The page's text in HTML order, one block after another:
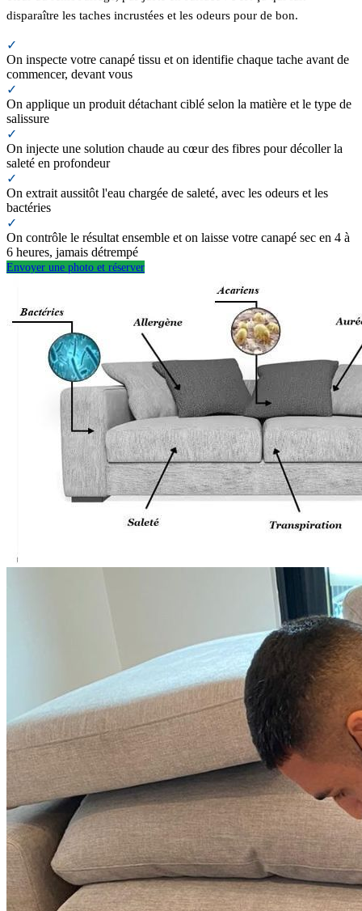
disparaître les taches incrustées et les odeurs pour de bon.
✓
On inspecte votre canapé tissu et on identifie chaque tache avant de
commencer, devant vous
✓
On applique un produit détachant ciblé selon la matière et le type de
salissure
✓
On injecte une solution chaude au cœur des fibres pour décoller la
saleté en profondeur
✓
On extrait aussitôt l'eau chargée de saleté, avec les odeurs et les
bactéries
✓
On contrôle le résultat ensemble et on laisse votre canapé sec en 4 à
6 heures, jamais détrempé
Envoyer une photo et réserver